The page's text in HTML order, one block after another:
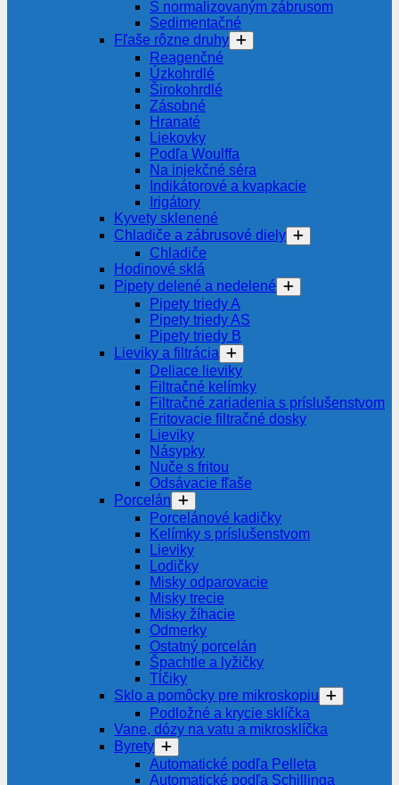
S normalizovaným zábrusom
Sedimentačné
Fľaše rôzne druhy
Reagenčné
Úzkohrdlé
Širokohrdlé
Zásobné
Hranaté
Liekovky
Podľa Woulffa
Na injekčné séra
Indikátorové a kvapkacie
Irigátory
Kyvety sklenené
Chladiče a zábrusové diely
Chladiče
Hodinové sklá
Pipety delené a nedelené
Pipety triedy A
Pipety triedy AS
Pipety triedy B
Lieviky a filtrácia
Deliace lieviky
Filtračné kelímky
Filtračné zariadenia s príslušenstvom
Fritovacie filtračné dosky
Lieviky
Násypky
Nuče s fritou
Odsávacie fľaše
Porcelán
Porcelánové kadičky
Kelímky s príslušenstvom
Lieviky
Lodičky
Misky odparovacie
Misky trecie
Misky žíhacie
Odmerky
Ostatný porcelán
Špachtle a lyžičky
Tĺčiky
Sklo a pomôcky pre mikroskopiu
Podložné a krycie sklíčka
Vane, dózy na vatu a mikrosklíčka
Byrety
Automatické podľa Pelleta
Automatické podľa Schillinga